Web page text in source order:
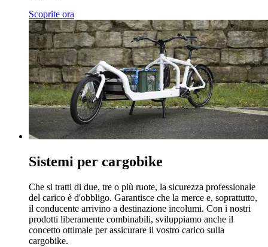
Scoprite ora
Sistemi per cargobike
Che si tratti di due, tre o più ruote, la sicurezza professionale
del carico è d'obbligo. Garantisce che la merce e, soprattutto,
il conducente arrivino a destinazione incolumi. Con i nostri
prodotti liberamente combinabili, sviluppiamo anche il
concetto ottimale per assicurare il vostro carico sulla
cargobike.